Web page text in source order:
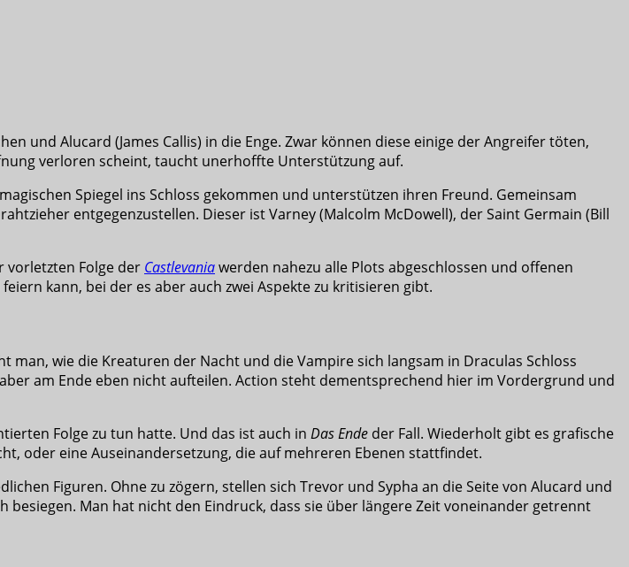
und Alucard (James Callis) in die Enge. Zwar können diese einige der Angreifer töten,
verloren scheint, taucht unerhoffte Unterstützung auf.
Spiegel ins Schloss gekommen und unterstützen ihren Freund. Gemeinsam
entgegenzustellen. Dieser ist Varney (Malcolm McDowell), der Saint Germain (Bill
Folge der Castlevaniawerden nahezu alle Plots abgeschlossen und offenen
kann, bei der es aber auch zwei Aspekte zu kritisieren gibt.
wie die Kreaturen der Nacht und die Vampire sich langsam in Draculas Schloss
am Ende eben nicht aufteilen. Action steht dementsprechend hier im Vordergrund und
Folge zu tun hatte. Und das ist auch in Das Ende der Fall. Wiederholt gibt es grafische
oder eine Auseinandersetzung, die auf mehreren Ebenen stattfindet.
Figuren. Ohne zu zögern, stellen sich Trevor und Sypha an die Seite von Alucard und
Man hat nicht den Eindruck, dass sie über längere Zeit voneinander getrennt